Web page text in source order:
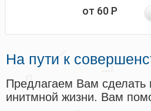
от 60Р
На пути к
Предлагаем Вам сделать
инитмной жизни. Вам